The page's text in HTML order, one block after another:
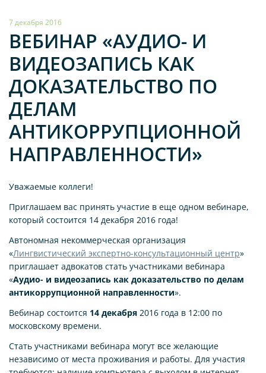
7 декабря 2016
ВЕБИНАР «АУДИО- И
ВИДЕОЗАПИСЬ КАК
ДОКАЗАТЕЛЬСТВО ПО
ДЕЛАМ
АНТИКОРРУПЦИОННОЙ
НАПРАВЛЕННОСТИ»
Уважаемые коллеги!
Приглашаем вас принять участие в еще одном вебинаре,
который состоится 14 декабря 2016 года!
Автономная некоммерческая организация
«Лингвистический экспертно-консультационный центр»
приглашает адвокатов стать участниками вебинара
«Аудио- и видеозапись как доказательство по делам
антикоррупционной направленности».
Вебинар состоится 14 декабря 2016 года в 12:00 по
московскому времени.
Стать участниками вебинара могут все желающие
независимо от места проживания и работы. Для участия